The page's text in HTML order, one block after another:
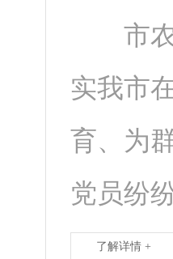
市农
实我市
育、为
党员纷
了解详情 +